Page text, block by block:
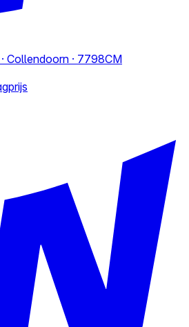
Collendoorn · 7798CM